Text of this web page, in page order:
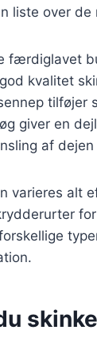
liste over
færdiglavet
kvalitet
tilføjer
giver en
af
varieres alt